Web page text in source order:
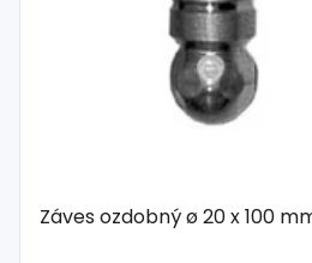
Záves ozdobný ø 20 x 100